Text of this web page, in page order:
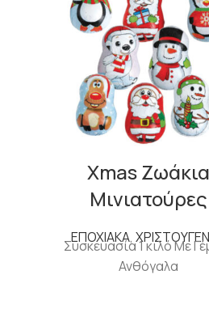
Xmas Ζωάκια
Μινιατούρες
ΕΠΟΧΙΑΚΑ,
Συσκευασία 1 κιλό Με
Ανθόγαλα